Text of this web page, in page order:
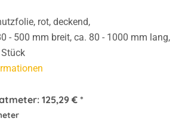
rot, deckend,
- 500 mm breit, ca. 80 - 1000 mm lang,
125,29 € *